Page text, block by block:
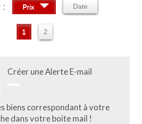
: Prix Date
1 2
Créer une Alerte E-mail
biens correspondant à votre
dans votre boite mail !